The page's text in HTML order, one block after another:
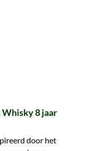
8 jaar
door het